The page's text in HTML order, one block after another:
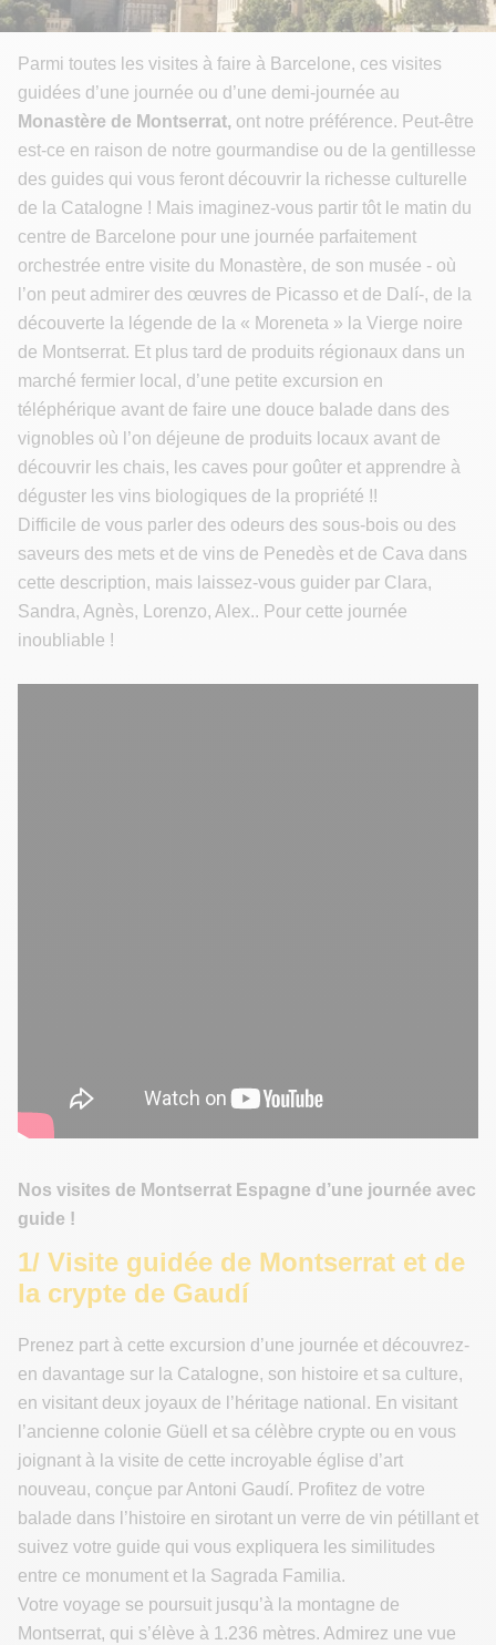
Parmi toutes les visites à faire à Barcelone, ces visites
guidées d’une journée ou d’une demi-journée au
Monastère de Montserrat, ont notre préférence. Peut-être
est-ce en raison de notre gourmandise ou de la gentillesse
des guides qui vous feront découvrir la richesse culturelle
de la Catalogne ! Mais imaginez-vous partir tôt le matin du
centre de Barcelone pour une journée parfaitement
orchestrée entre visite du Monastère, de son musée - où
l’on peut admirer des œuvres de Picasso et de Dalí-, de la
découverte la légende de la « Moreneta » la Vierge noire
de Montserrat. Et plus tard de produits régionaux dans un
marché fermier local, d’une petite excursion en
téléphérique avant de faire une douce balade dans des
vignobles où l’on déjeune de produits locaux avant de
découvrir les chais, les caves pour goûter et apprendre à
déguster les vins biologiques de la propriété !!
Difficile de vous parler des odeurs des sous-bois ou des
saveurs des mets et de vins de Penedès et de Cava dans
cette description, mais laissez-vous guider par Clara,
Sandra, Agnès, Lorenzo, Alex.. Pour cette journée
inoubliable !
Nos visites de Montserrat Espagne d’une journée avec
guide !
1/ Visite guidée de Montserrat et de
la crypte de Gaudí
Prenez part à cette excursion d’une journée et découvrez-
en davantage sur la Catalogne, son histoire et sa culture,
en visitant deux joyaux de l’héritage national. En visitant
l’ancienne colonie Güell et sa célèbre crypte ou en vous
joignant à la visite de cette incroyable église d’art
nouveau, conçue par Antoni Gaudí. Profitez de votre
balade dans l’histoire en sirotant un verre de vin pétillant et
suivez votre guide qui vous expliquera les similitudes
entre ce monument et la Sagrada Familia.
Votre voyage se poursuit jusqu’à la montagne de
Montserrat, qui s’élève à 1.236 mètres. Admirez une vue